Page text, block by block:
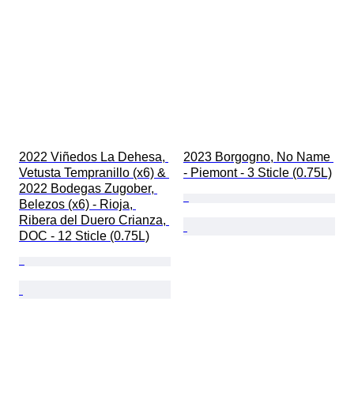
2022 Viñedos La Dehesa,
Vetusta Tempranillo (x6) &
2022 Bodegas Zugober,
Belezos (x6) - Rioja,
Ribera del Duero Crianza,
DOC - 12 Sticle (0.75L)
2023 Borgogno, No Name
- Piemont - 3 Sticle (0.75L)